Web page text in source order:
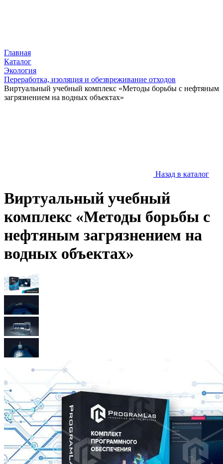
Главная
Каталог
Экология
Переработка, изоляция и обезвреживание отходов
Виртуальный учебный комплекс «Методы борьбы с нефтяным
загрязнением на водных объектах»
Назад в каталог
Виртуальный учебный
комплекс «Методы борьбы с
нефтяным загрязнением на
водных объектах»